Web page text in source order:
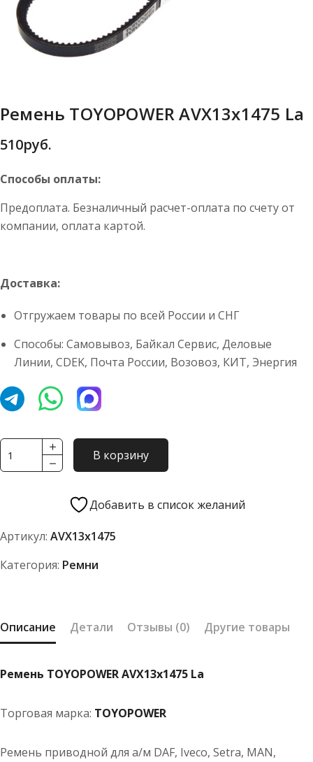
Ремень TOYOPOWER AVX13x1475 La
510руб.
Способы оплаты:
Предоплата. Безналичный расчет-оплата по счету от
компании, оплата картой.
Доставка:
Отгружаем товары по всей России и СНГ
Способы: Самовывоз, Байкал Сервис, Деловые
Линии, CDEK, Почта России, Возовоз, КИТ, Энергия
Количество
товара
La
В корзину
Добавить в список желаний
Артикул: AVX13x1475
Категория: Ремни
Описание Детали Отзывы (0) Другие товары
Ремень TOYOPOWER AVX13x1475 La
Торговая марка: TOYOPOWER
Ремень приводной для а/м DAF, Iveco, Setra, MAN,